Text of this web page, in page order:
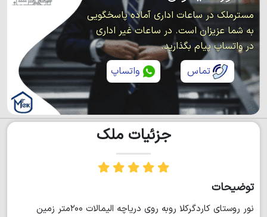
مسترملک در ساعات اداری آماده پاسخگویی
به شما عزیزان است. در ساعات غیر اداری
در واتساپ پیام بگذارید.
تماس
واتساپ
جزئیات ملک
توضیحات
نور روستای کاردگرکلا روبه روی دریاچه الیمالات ۲۰۰متر زمین